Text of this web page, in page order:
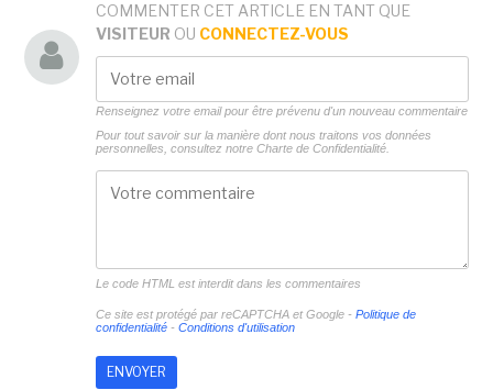
COMMENTER CET ARTICLE EN TANT QUE
VISITEUR OU CONNECTEZ-VOUS
Renseignez votre email pour être prévenu d'un nouveau commentaire
Pour tout savoir sur la manière dont nous traitons vos données
personnelles, consultez notre Charte de Confidentialité.
Le code HTML est interdit dans les commentaires
Ce site est protégé par reCAPTCHA et Google - Politique de
confidentialité- Conditions d'utilisation